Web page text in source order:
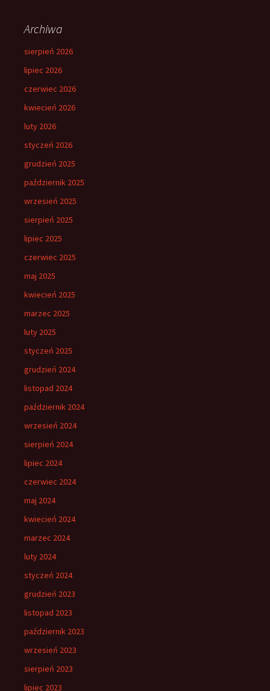
Archiwa
sierpień 2026
lipiec 2026
czerwiec 2026
kwiecień 2026
luty 2026
styczeń 2026
grudzień 2025
październik 2025
wrzesień 2025
sierpień 2025
lipiec 2025
czerwiec 2025
maj 2025
kwiecień 2025
marzec 2025
luty 2025
styczeń 2025
grudzień 2024
listopad 2024
październik 2024
wrzesień 2024
sierpień 2024
lipiec 2024
czerwiec 2024
maj 2024
kwiecień 2024
marzec 2024
luty 2024
styczeń 2024
grudzień 2023
listopad 2023
październik 2023
wrzesień 2023
sierpień 2023
lipiec 2023